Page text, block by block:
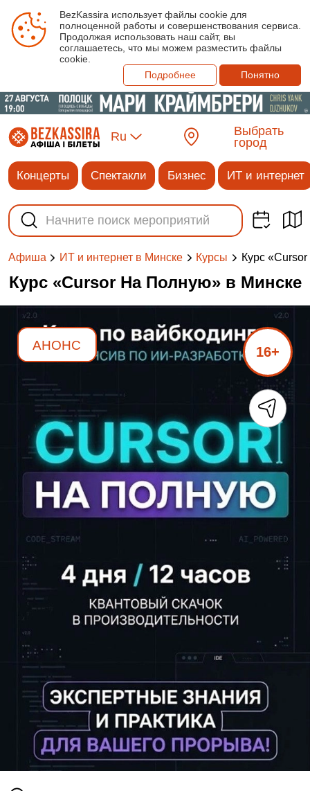
BezKassira использует файлы cookie для
полноценной работы и совершенствования сервиса.
Продолжая использовать наш сайт, вы
соглашаетесь, что мы можем разместить файлы
cookie.
Подробнее
Понятно
Ru
Выбрать
город
Концерты Спектакли Бизнес ИТ и интернет
Афиша ИТ и интернет в Минске Курсы Курс
Курс «Сursor На Полную» в Минске
АНОНС 16+